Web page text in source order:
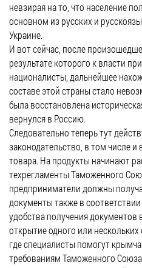
невзирая на то, что население
основном из русских и
Украине.
И вот сейчас, после
результате которого к власти
националисты, дальнейшее
составе этой страны стало
была восстановлена
вернулся в Россию.
Следовательно теперь тут
законодательство, в том числе и
товара. На продукты начинают
техрегламенты Таможенного
предприниматели должны
документы также в
удобства получения
открытие одного или
где специалисты помогут
требованиям Таможенного